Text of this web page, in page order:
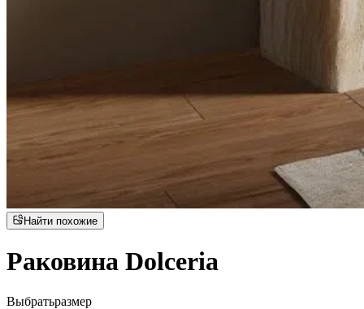
Найти похожие
Раковина Dolceria
Выбратьразмер